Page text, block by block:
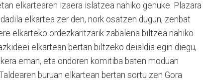
elkartearen izaera islatzea nahiko genuke. Plazara
elkartea zer den, nork osatzen dugun, zenbat
elkarteko ordezkaritzarik zabalena biltzea nahiko
elkartean bertan biltzeko deialdia egin diegu,
eman, eta ondoren komitiba baten moduan
buruan elkartean bertan sortu zen Gora